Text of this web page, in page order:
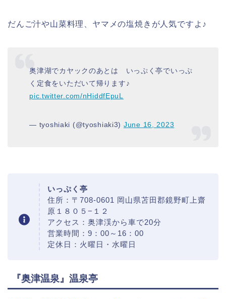
だんご汁や山菜料理、ヤマメの塩焼きが人気ですよ♪
奥津湖でカヤックのあとは いっぷく亭でいっぷ
く定食をいただいて帰ります♪
pic.twitter.com/nHiddfEpuL
— tyoshiaki (@tyoshiaki3) June 16, 2023
いっぷく亭
住所：〒708-0601 岡山県苫田郡鏡野町上齋
原１８０５−１２
アクセス：奥津渓から車で20分
営業時間：9：00～16：00
定休日：火曜日・水曜日
『奥津温泉』温泉亭